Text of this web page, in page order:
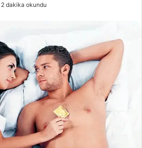
2 dakika okundu